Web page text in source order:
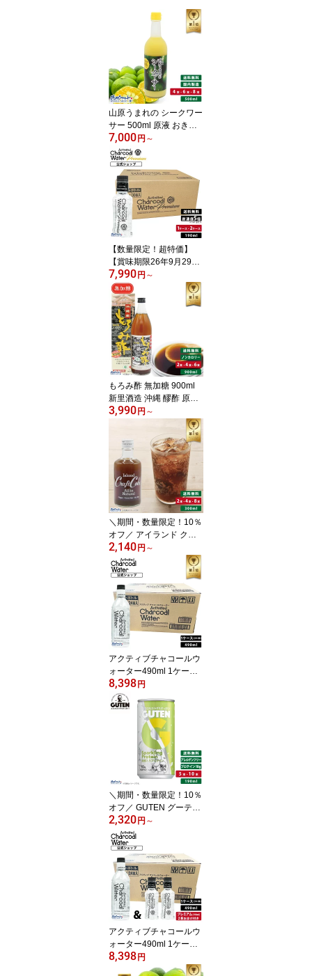
山原うまれの シークワー
サー 500ml 原液 おきな
わ やんばる 沖縄産 シー
クヮーサー 果汁100％ ジ
ュース ストレート シー
クアーサー 健康飲料 ノ
ビレチン 琉球フロント
送料無料
7,000 円 ～
【数量限定！超特価】
【賞味期限26年9月29
日〜】アクティブ チャコ
ールウォーター プレミア
ム 190ml ケースデトック
ス 炭 ウォーター チャコ
ールクレンズ charcoal w
ater 竹炭 活性炭 ダイエ
ット 腸活 カロリーゼロ
炭水 黒水 琉球フロント
まとめ買い 送料無料
7,990 円 ～
もろみ酢 無加糖 900ml
新里酒造 沖縄 醪酢 原液
健康酢 発酵 クエン酸 飲
料 必須アミノ酸 ダイエ
ット ドリンク まとめ買
い 送料無料
3,990 円 ～
＼期間・数量限定！10％
オフ／ アイランド クラ
フトコーラ 300ml 6〜10
倍希釈タイプ 沖縄 薬膳
コーラ チャイ 原液 シロ
ップ 健康 飲料 濃縮 ジュ
ース 保存料 着色料 無添
加 琉球フロント 送料無
料 ※賞味27年5月〜
2,140 円 ～
アクティブチャコールウ
ォーター490ml 1ケース
(24本入) チャコール 炭
ウォーター チャコールク
レンズ charcoal water 活
性炭 ダイエット 腸活 カ
ロリーゼロ 炭水 黒水 天
然水 琉球フロント まと
め買い 送料無料
8,398 円
＼期間・数量限定！10％
オフ／ GUTEN グーテン
炭酸入りプロテイン飲料
190ml 缶 低糖質 アレル
ゲンフリー プロテイン1
0g シャルドネ果汁15％
甘味料 保存料 着色料 乳
製品 動物性成分 無添加
不使用 ローシュガー 甘
さ控えめ すっきり 飲み
やすい ※賞味27年7月〜
2,320 円 ～
アクティブチャコールウ
ォーター490ml 1ケース
(24本入) +プレミアム(19
0ml)2本おまけ付きチャ
8,398 円